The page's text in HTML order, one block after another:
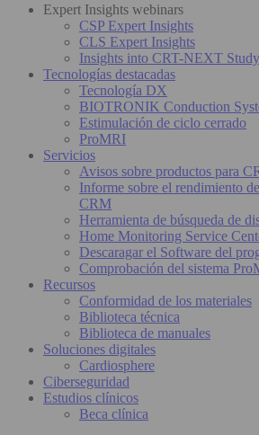
Expert Insights webinars
CSP Expert Insights
CLS Expert Insights
Insights into CRT-NEXT Study
Tecnologías destacadas
Tecnología DX
BIOTRONIK Conduction
Estimulación de ciclo cerrado
ProMRI
Servicios
Avisos sobre productos para
Informe sobre el rendimiento
CRM
Herramienta de búsqueda de
Home Monitoring Service
Descaragar el Software del
Comprobación del sistema
Recursos
Conformidad de los materiales
Biblioteca técnica
Biblioteca de manuales
Soluciones digitales
Cardiosphere
Ciberseguridad
Estudios clínicos
Beca clínica